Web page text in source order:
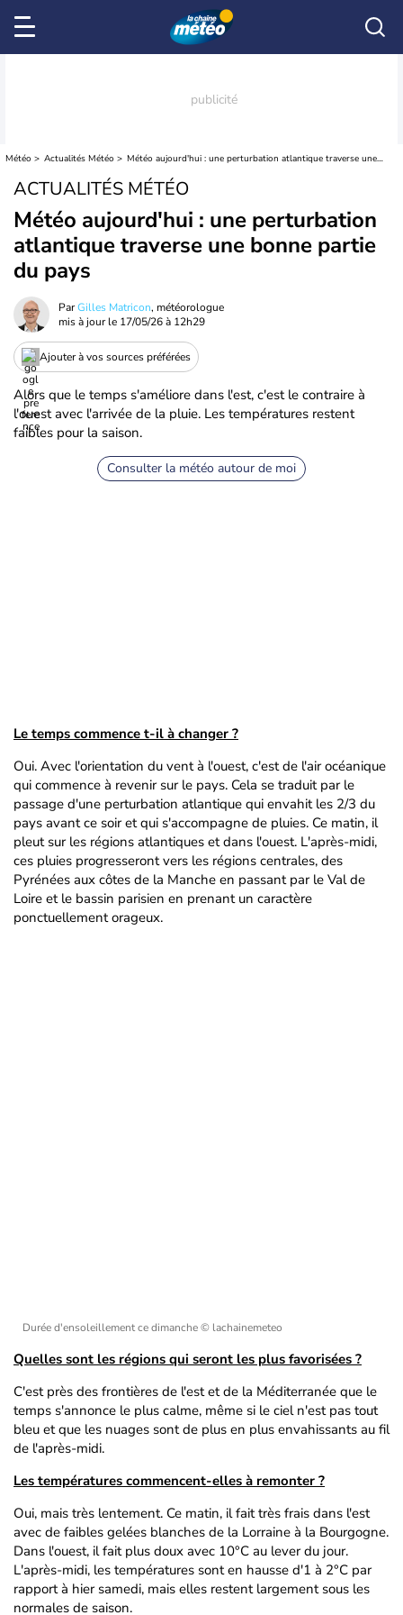
Météo Actualités Météo Météo aujourd'hui : une perturbation atlantique traverse une bonne partie du pays
ACTUALITÉS MÉTÉO
Météo aujourd'hui : une perturbation
atlantique traverse une bonne partie
du pays
ParGilles Matricon, météorologue
mis à jour le 17/05/26 à 12h29
Ajouter à vos sources préférées
Alors que le temps s'améliore dans l'est, c'est le contraire à
l'ouest avec l'arrivée de la pluie. Les températures restent
faibles pour la saison.
Consulter la météo autour de moi
Le temps commence t-il à changer ?
Oui. Avec l'orientation du vent à l'ouest, c'est de l'air océanique
qui commence à revenir sur le pays. Cela se traduit par le
passage d'une perturbation atlantique qui envahit les 2/3 du
pays avant ce soir et qui s'accompagne de pluies. Ce matin, il
pleut sur les régions atlantiques et dans l'ouest. L'après-midi,
ces pluies progresseront vers les régions centrales, des
Pyrénées aux côtes de la Manche en passant par le Val de
Loire et le bassin parisien en prenant un caractère
ponctuellement orageux.
Durée d'ensoleillement ce dimanche© lachainemeteo
Quelles sont les régions qui seront les plus favorisées ?
C'est près des frontières de l'est et de la Méditerranée que le
temps s'annonce le plus calme, même si le ciel n'est pas tout
bleu et que les nuages sont de plus en plus envahissants au fil
de l'après-midi.
Les températures commencent-elles à remonter ?
Oui, mais très lentement. Ce matin, il fait très frais dans l'est
avec de faibles gelées blanches de la Lorraine à la Bourgogne.
Dans l'ouest, il fait plus doux avec 10°C au lever du jour.
L'après-midi, les températures sont en hausse d'1 à 2°C par
rapport à hier samedi, mais elles restent largement sous les
normales de saison.